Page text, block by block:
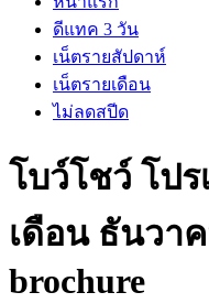
ดีแทค 3 วัน
เน็ตรายสัปดาห์
เน็ตรายเดือน
ไม่ลดสปีด
โบว์โชว์ โป
เดือน ธันวา
brochure